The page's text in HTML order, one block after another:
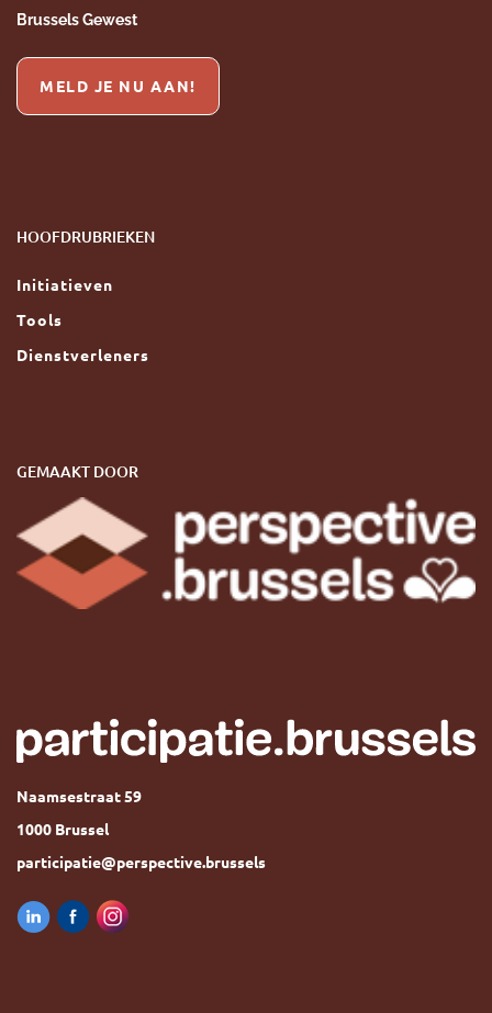
Brussels Gewest
MELD JE NU AAN!
HOOFDRUBRIEKEN
Initiatieven
Tools
Dienstverleners
GEMAAKT DOOR
Naamsestraat 59
1000 Brussel
participatie@perspective.brussels